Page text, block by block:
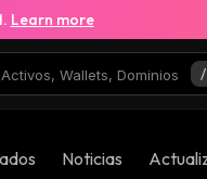
Learn more
Noticias